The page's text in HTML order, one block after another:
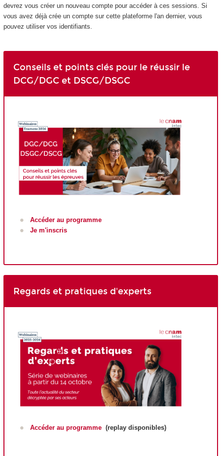
devrez vous créer un nouveau compte pour accéder à ces sessions. Si
vous avez déjà crée un compte sur cette plateforme l'an dernier, vous
pouvez utiliser vos identifiants.
Conseils et points clés pour le réussir le
DCG/DGC et DSCG/DSGC
Accéder au programme
Je m'inscris
Regards et pratiques d'experts
Accéder au programme (replay disponibles)